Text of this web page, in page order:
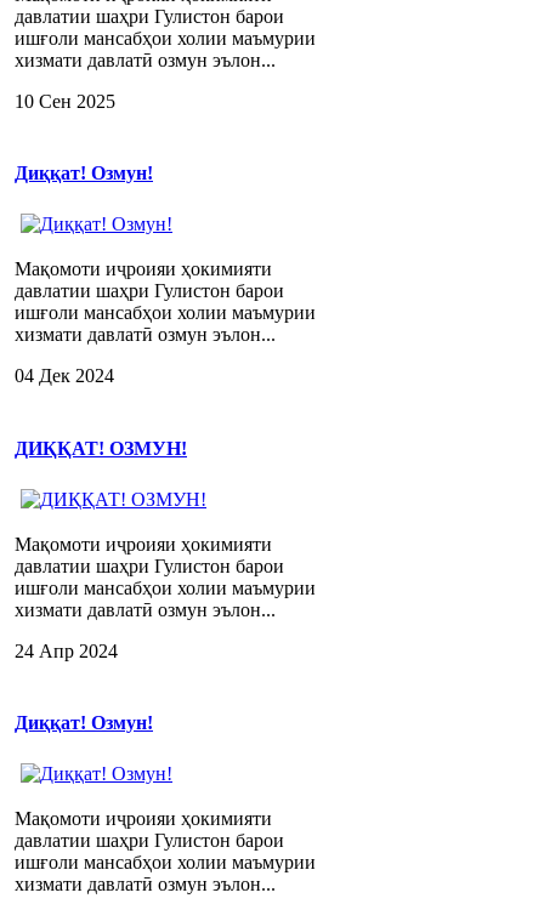
давлатии шаҳри Гулистон барои
ишғоли мансабҳои холии маъмурии
хизмати давлатӣ озмун эълон...
10 Сен 2025
Диққат! Озмун!
Мақомоти иҷроияи ҳокимияти
давлатии шаҳри Гулистон барои
ишғоли мансабҳои холии маъмурии
хизмати давлатӣ озмун эълон...
04 Дек 2024
ДИҚҚАТ! ОЗМУН!
Мақомоти иҷроияи ҳокимияти
давлатии шаҳри Гулистон барои
ишғоли мансабҳои холии маъмурии
хизмати давлатӣ озмун эълон...
24 Апр 2024
Диққат! Озмун!
Мақомоти иҷроияи ҳокимияти
давлатии шаҳри Гулистон барои
ишғоли мансабҳои холии маъмурии
хизмати давлатӣ озмун эълон...